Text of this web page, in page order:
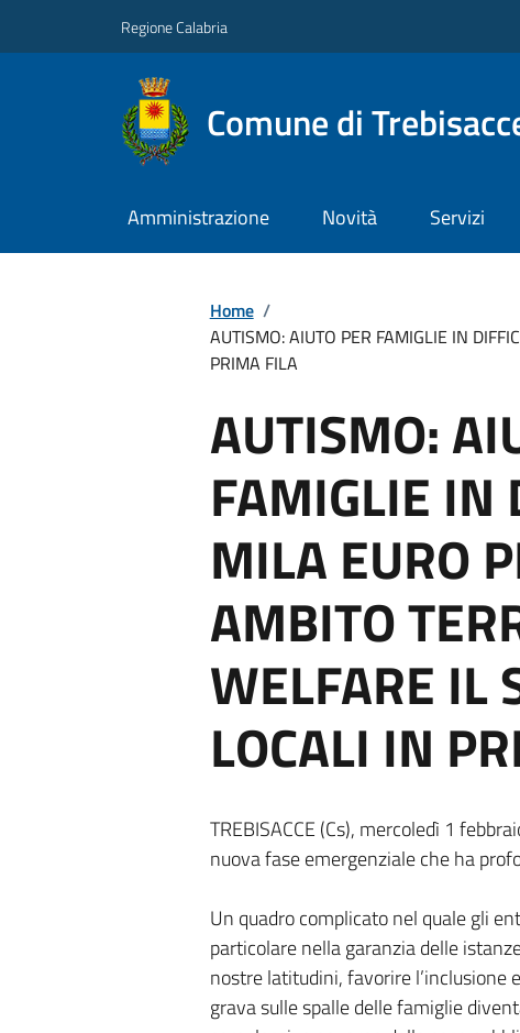
Regione Calabria
Comune di
Amministrazione Novità Servizi
Home /
AUTISMO: AIUTO PER FAMIGLIE IN
PRIMA FILA
AUTISMO:
FAMIGLIE IN
MILA EURO
AMBITO
WELFARE IL
LOCALI IN
TREBISACCE (Cs), mercoledì 1
nuova fase emergenziale che ha
Un quadro complicato nel quale gli
particolare nella garanzia delle
nostre latitudini, favorire l’inclusione
grava sulle spalle delle famiglie